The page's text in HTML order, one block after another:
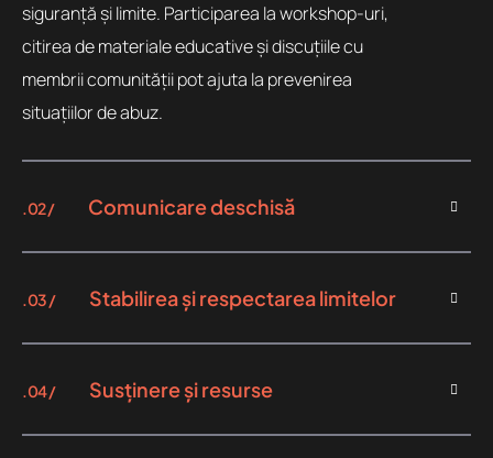
siguranță și limite. Participarea la workshop-uri,
citirea de materiale educative și discuțiile cu
membrii comunității pot ajuta la prevenirea
situațiilor de abuz.
.02 / Comunicare deschisă
.03 / Stabilirea și respectarea limitelor
.04 / Susținere și resurse